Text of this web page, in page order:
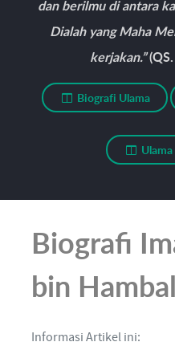
dan berilmu di antara
Dialah yang Maha
kerjakan.”
Biografi Ulama
Biografi
bin Hambal
Informasi Artikel ini: